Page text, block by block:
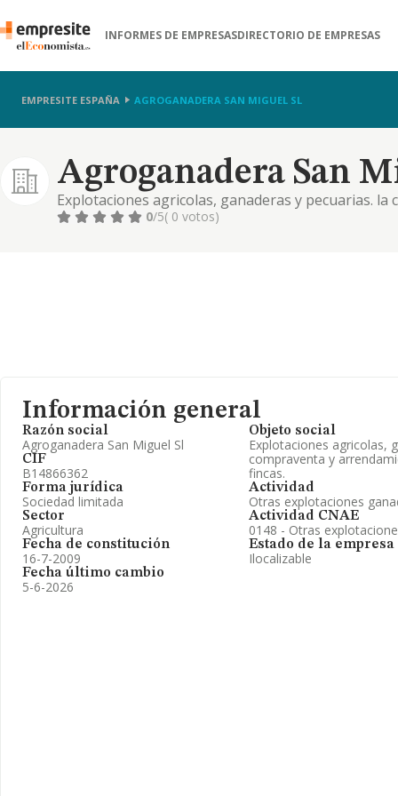
INFORMES DE EMPRESASDIRECTORIO DE EMPRESAS
EMPRESITE ESPAÑA AGROGANADERA SAN MIGUEL SL
Agroganadera San
Explotaciones agricolas, ganaderas y pecuarias.
fincas.
0/5( 0 votos)
Información general
Razón social
Agroganadera San Miguel Sl
CIF
B14866362
Forma jurídica
Sociedad limitada
Sector
Agricultura
Fecha de constitución
16-7-2009
Fecha último cambio
5-6-2026
Objeto social
Explotaciones agricolas,
compraventa y
fincas.
Actividad
Otras explotaciones
Actividad CNAE
0148 - Otras
Estado de la empresa
Ilocalizable